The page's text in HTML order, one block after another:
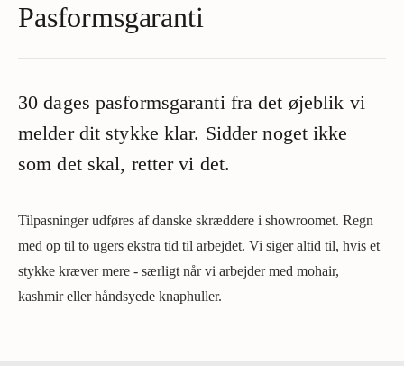
Pasformsgaranti
30 dages pasformsgaranti fra det øjeblik vi
melder dit stykke klar. Sidder noget ikke
som det skal, retter vi det.
Tilpasninger udføres af danske skræddere i showroomet. Regn
med op til to ugers ekstra tid til arbejdet. Vi siger altid til, hvis et
stykke kræver mere - særligt når vi arbejder med mohair,
kashmir eller håndsyede knaphuller.